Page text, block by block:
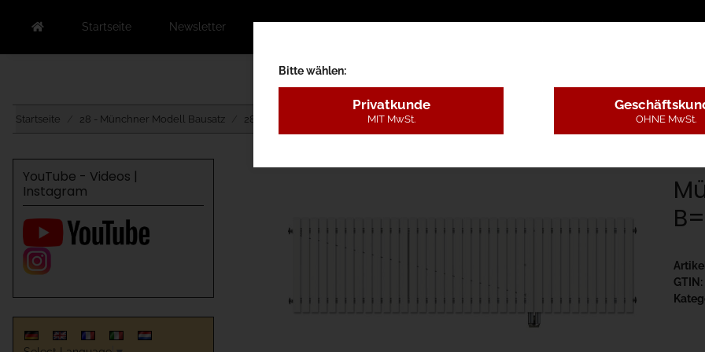
Startseite Newsletter
Startseite 28 - Münchner Modell Bausatz 28A - Standard 28AB - Kunststoff ohne Pfosten Münchner Modell Drehtor H=140 B=400
GTIN:
YouTube - Videos |
Instagram
Bitte wählen:
Privatkunde
MIT MwSt. OHNE MwSt.